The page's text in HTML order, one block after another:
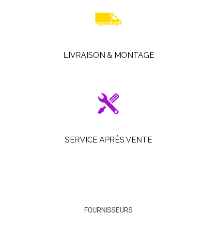
LIVRAISON & MONTAGE
SERVICE APRÈS VENTE
FOURNISSEURS